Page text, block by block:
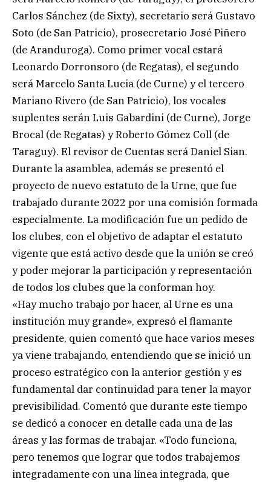
Carlos Sánchez (de Sixty), secretario será Gustavo
Soto (de San Patricio), prosecretario José Piñero
(de Aranduroga). Como primer vocal estará
Leonardo Dorronsoro (de Regatas), el segundo
será Marcelo Santa Lucia (de Curne) y el tercero
Mariano Rivero (de San Patricio), los vocales
suplentes serán Luis Gabardini (de Curne), Jorge
Brocal (de Regatas) y Roberto Gómez Coll (de
Taraguy). El revisor de Cuentas será Daniel Sian.
Durante la asamblea, además se presentó el
proyecto de nuevo estatuto de la Urne, que fue
trabajado durante 2022 por una comisión formada
especialmente. La modificación fue un pedido de
los clubes, con el objetivo de adaptar el estatuto
vigente que está activo desde que la unión se creó
y poder mejorar la participación y representación
de todos los clubes que la conforman hoy.
«Hay mucho trabajo por hacer, al Urne es una
institución muy grande», expresó el flamante
presidente, quien comentó que hace varios meses
ya viene trabajando, entendiendo que se inició un
proceso estratégico con la anterior gestión y es
fundamental dar continuidad para tener la mayor
previsibilidad. Comentó que durante este tiempo
se dedicó a conocer en detalle cada una de las
áreas y las formas de trabajar. «Todo funciona,
pero tenemos que lograr que todos trabajemos
integradamente con una línea integrada, que